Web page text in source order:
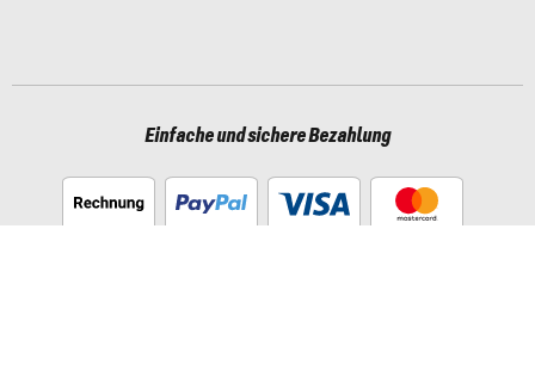
Einfache und sichere Bezahlung